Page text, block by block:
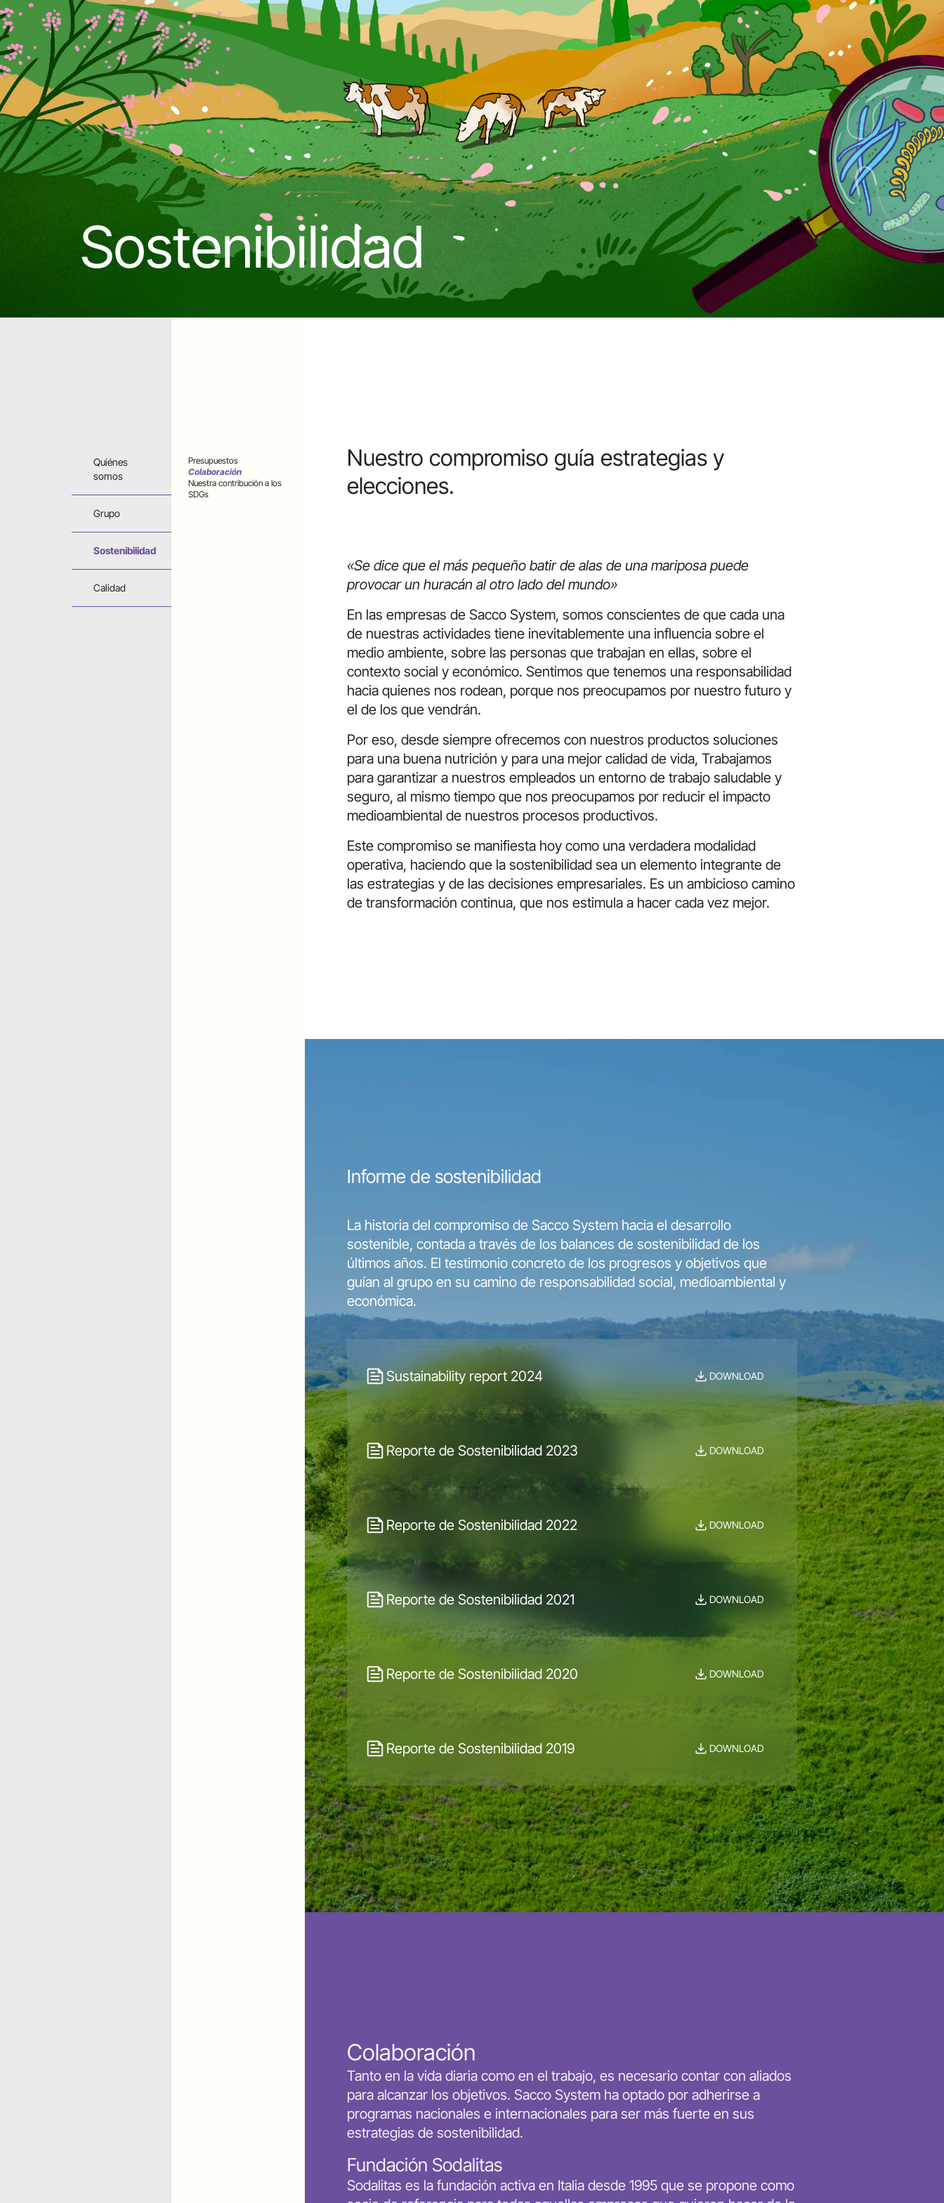
Sostenibilidad
Quiénes
somos
Grupo
Sostenibilidad
Calidad
Presupuestos
Colaboración
Nuestra contribución a los
SDGs
Nuestro compromiso guía estrategias y
elecciones.
«Se dice que el más pequeño batir de alas de una mariposa puede
provocar un huracán al otro lado del mundo»
En las empresas de Sacco System, somos conscientes de que cada una
de nuestras actividades tiene inevitablemente una influencia sobre el
medio ambiente, sobre las personas que trabajan en ellas, sobre el
contexto social y económico. Sentimos que tenemos una responsabilidad
hacia quienes nos rodean, porque nos preocupamos por nuestro futuro y
el de los que vendrán.
Por eso, desde siempre ofrecemos con nuestros productos soluciones
para una buena nutrición y para una mejor calidad de vida, Trabajamos
para garantizar a nuestros empleados un entorno de trabajo saludable y
seguro, al mismo tiempo que nos preocupamos por reducir el impacto
medioambiental de nuestros procesos productivos.
Este compromiso se manifiesta hoy como una verdadera modalidad
operativa, haciendo que la sostenibilidad sea un elemento integrante de
las estrategias y de las decisiones empresariales. Es un ambicioso camino
de transformación continua, que nos estimula a hacer cada vez mejor.
Informe de sostenibilidad
La historia del compromiso de Sacco System hacia el desarrollo
sostenible, contada a través de los balances de sostenibilidad de los
últimos años. El testimonio concreto de los progresos y objetivos que
guían al grupo en su camino de responsabilidad social, medioambiental y
económica.
Sustainability report 2024 DOWNLOAD
Reporte de Sostenibilidad 2023 DOWNLOAD
Reporte de Sostenibilidad 2022 DOWNLOAD
Reporte de Sostenibilidad 2021 DOWNLOAD
Reporte de Sostenibilidad 2020 DOWNLOAD
Reporte de Sostenibilidad 2019 DOWNLOAD
Colaboración
Tanto en la vida diaria como en el trabajo, es necesario contar con aliados
para alcanzar los objetivos. Sacco System ha optado por adherirse a
programas nacionales e internacionales para ser más fuerte en sus
estrategias de sostenibilidad.
Fundación Sodalitas
Sodalitas es la fundación activa en Italia desde 1995 que se propone como